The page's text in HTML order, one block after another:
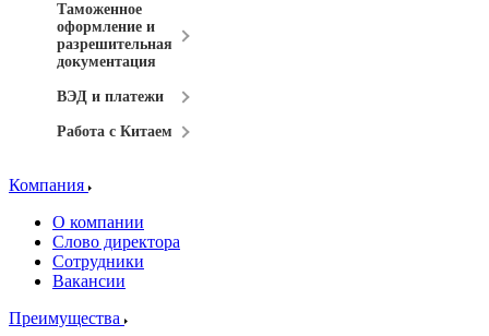
Таможенное
оформление и
разрешительная
документация
ВЭД и платежи
Работа с Китаем
Компания
О компании
Слово директора
Сотрудники
Вакансии
Преимущества